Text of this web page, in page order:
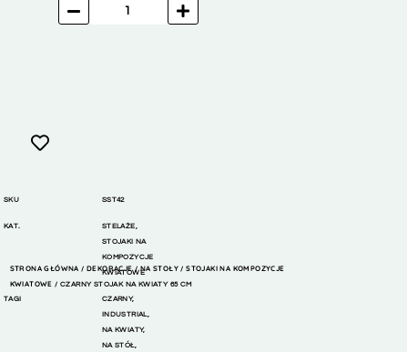
SKU SST42
KAT. STELAŻE,
STOJAKI NA
KOMPOZYCJE
KWIATOWE
TAGI CZARNY,
INDUSTRIAL,
NA KWIATY,
NA STÓŁ,
STRONA GŁÓWNA /DEKORACJE/NA STOŁY /STOJAKI NA KOMPOZYCJE
KWIATOWE / CZARNY STOJAK NA KWIATY 65 CM